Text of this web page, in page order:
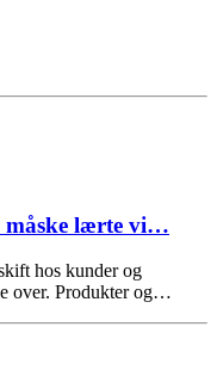
måske lærte vi…
hos kunder og
over. Produkter og…